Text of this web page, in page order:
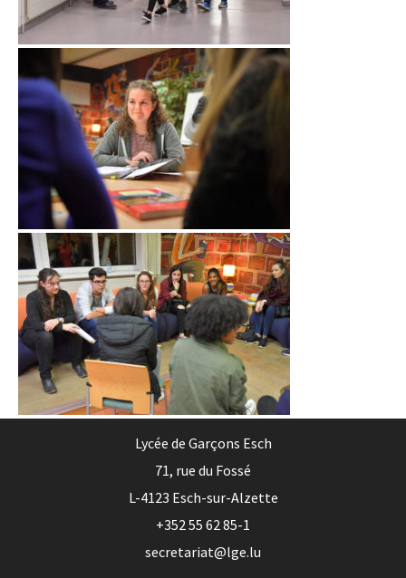
Lycée de Garçons Esch
71, rue du Fossé
L-4123 Esch-sur-Alzette
+352 55 62 85-1
secretariat@lge.lu